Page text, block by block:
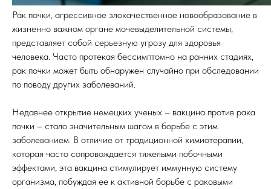
Рак почки, агрессивное злокачественное новообразование в
жизненно важном органе мочевыделительной системы,
представляет собой серьезную угрозу для здоровья
человека. Часто протекая бессимптомно на ранних стадиях,
рак почки может быть обнаружен случайно при обследовании
по поводу других заболеваний.
Недавнее открытие немецких ученых – вакцина против рака
почки – стало значительным шагом в борьбе с этим
заболеванием. В отличие от традиционной химиотерапии,
которая часто сопровождается тяжелыми побочными
эффектами, эта вакцина стимулирует иммунную систему
организма, побуждая ее к активной борьбе с раковыми